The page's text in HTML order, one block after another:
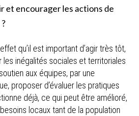
et encourager les actions de
qu’il est important d’agir très tôt,
les inégalités sociales et territoriales
aux équipes, par une
proposer d’évaluer les pratiques
déjà, ce qui peut être amélioré,
locaux tant de la population